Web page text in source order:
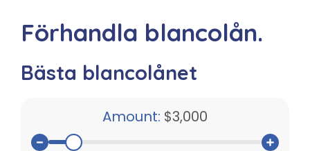
Förhandla blancolån.
Bästa blancolånet
Amount: $3,000